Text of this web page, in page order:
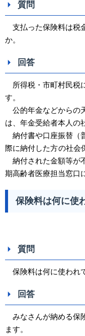
質問
支払った保険料は税
か。
回答
所得税・市町村民税
す。
公的年金などからの
は、年金受給者本人の
納付書や口座振替（
際に納付した方の社会
納付された金額等が
期高齢者医療担当窓
保険料は何に使
質問
保険料は何に使われ
回答
みなさんが納める保
ます。